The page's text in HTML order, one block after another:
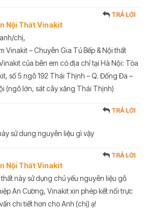
Nội Thất Vinakit
TRẢ LỜI
chị,
Vinakit – Chuyên Gia Tủ Bếp & Nội thất
của bên em có địa chỉ tại Hà Nội: Tòa
số 5 ngõ 192 Thái Thịnh – Q. Đống Đa –
(ngõ lớn, sát cây xăng Thái Thịnh)
TRẢ LỜI
sử dung nguyên liệu gì vậy
Nội Thất Vinakit
TRẢ LỜI
thất này sử dụng chủ yếu nguyên liệu gỗ
An Cường, Vinakit xin phép kết nối trực
chi tiết hơn cho Anh (chị) ạ!